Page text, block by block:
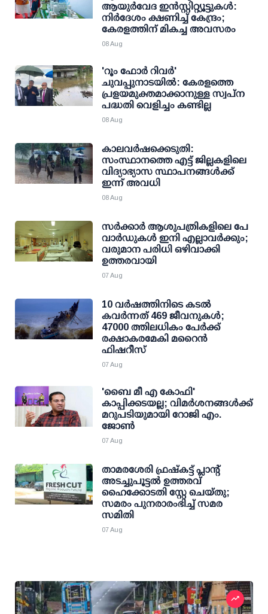
ആയുര്‍വേദ ഇന്‍സ്റ്റിറ്റ്യൂട്ടുകള്‍:
നിര്‍ദേശം ക്ഷണിച്ച് കേന്ദ്രം;
കേരളത്തിന് മികച്ച അവസരം
08 Aug
'റൂം ഫോര്‍ റിവര്‍'
ചുവപ്പുനാടയില്‍: കേരളത്തെ
പ്രളയമുക്തമാക്കാനുള്ള സ്വപ്ന
പദ്ധതി വെളിച്ചം കണ്ടില്ല
08 Aug
കാലവര്‍ഷക്കെടുതി:
സംസ്ഥാനത്തെ എട്ട് ജില്ലകളിലെ
വിദ്യാഭ്യാസ സ്ഥാപനങ്ങള്‍ക്ക്
ഇന്ന് അവധി
08 Aug
സര്‍ക്കാര്‍ ആശുപത്രികളിലെ പേ
വാര്‍ഡുകള്‍ ഇനി എല്ലാവര്‍ക്കും;
വരുമാന പരിധി ഒഴിവാക്കി
ഉത്തരവായി
07 Aug
10 വര്‍ഷത്തിനിടെ കടല്‍
കവര്‍ന്നത് 469 ജീവനുകള്‍;
47000 ത്തിലധികം പേര്‍ക്ക്
രക്ഷാകരമേകി മറൈന്‍
ഫിഷറീസ്
07 Aug
'ബൈ മീ എ കോഫി'
കാപ്പിക്കടയല്ല; വിമര്‍ശനങ്ങള്‍ക്ക്
മറുപടിയുമായി റോജി എം.
ജോണ്‍
07 Aug
താമരശേരി ഫ്രഷ്കട്ട് പ്ലാന്റ്
അടച്ചുപൂട്ടൽ ഉത്തരവ്
ഹൈക്കോടതി സ്റ്റേ ചെയ്തു;
സമരം പുനരാരംഭിച്ച് സമര
സമിതി
07 Aug